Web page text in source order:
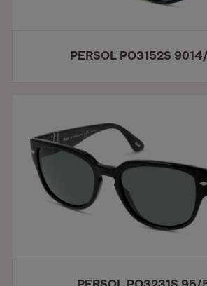
PERSOL PO3152S